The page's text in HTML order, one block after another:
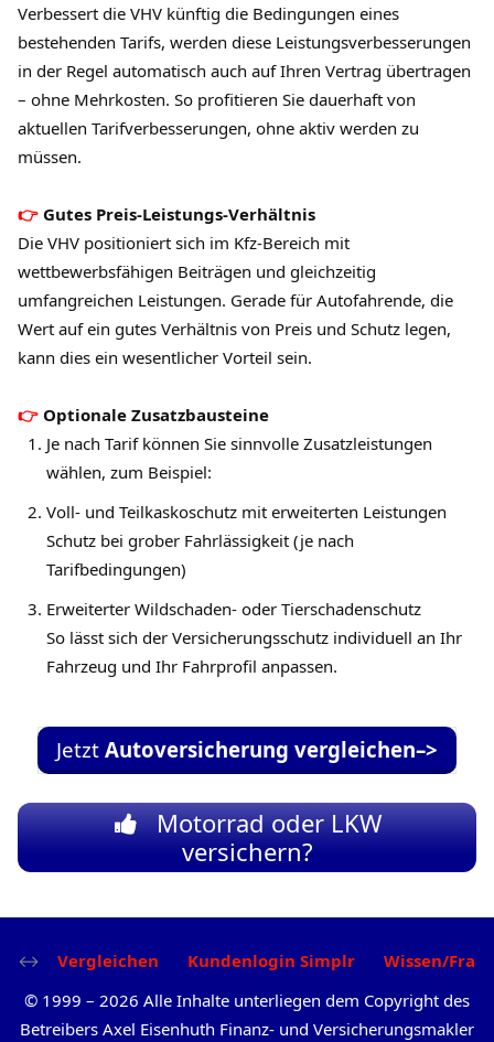
Verbessert die VHV künftig die Bedingungen eines
bestehenden Tarifs, werden diese Leistungsverbesserungen
in der Regel automatisch auch auf Ihren Vertrag übertragen
– ohne Mehrkosten. So profitieren Sie dauerhaft von
aktuellen Tarifverbesserungen, ohne aktiv werden zu
müssen.
Gutes Preis-Leistungs-Verhältnis
Die VHV positioniert sich im Kfz-Bereich mit
wettbewerbsfähigen Beiträgen und gleichzeitig
umfangreichen Leistungen. Gerade für Autofahrende, die
Wert auf ein gutes Verhältnis von Preis und Schutz legen,
kann dies ein wesentlicher Vorteil sein.
Optionale Zusatzbausteine
Je nach Tarif können Sie sinnvolle Zusatzleistungen
wählen, zum Beispiel:
Voll- und Teilkaskoschutz mit erweiterten Leistungen
Schutz bei grober Fahrlässigkeit (je nach
Tarifbedingungen)
Erweiterter Wildschaden- oder Tierschadenschutz
So lässt sich der Versicherungsschutz individuell an Ihr
Fahrzeug und Ihr Fahrprofil anpassen.
Jetzt Autoversicherung vergleichen–>
Motorrad oder LKW
versichern?
Vergleichen Kundenlogin Simplr
Wissen/
© 1999 – 2026 Alle Inhalte unterliegen dem Copyright des
Betreibers Axel Eisenhuth Finanz- und Versicherungsmakler